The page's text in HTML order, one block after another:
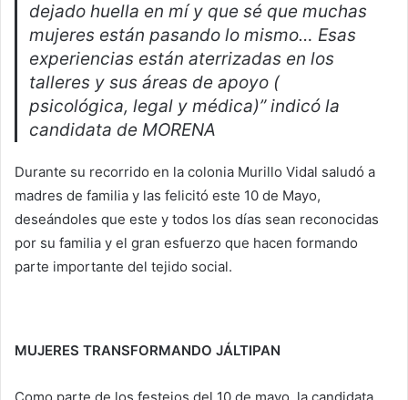
dejado huella en mí y que sé que muchas
mujeres están pasando lo mismo… Esas
experiencias están aterrizadas en los
talleres y sus áreas de apoyo (
psicológica, legal y médica)” indicó la
candidata de MORENA
Durante su recorrido en la colonia Murillo Vidal saludó a
madres de familia y las felicitó este 10 de Mayo,
deseándoles que este y todos los días sean reconocidas
por su familia y el gran esfuerzo que hacen formando
parte importante del tejido social.
MUJERES TRANSFORMANDO JÁLTIPAN